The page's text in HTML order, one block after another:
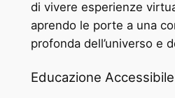
di vivere esperienze
aprendo le porte a una
profonda dell’universo e
Educazione